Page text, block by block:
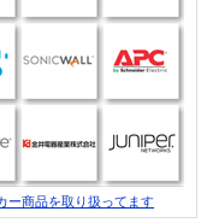
ー商品を取り扱ってます